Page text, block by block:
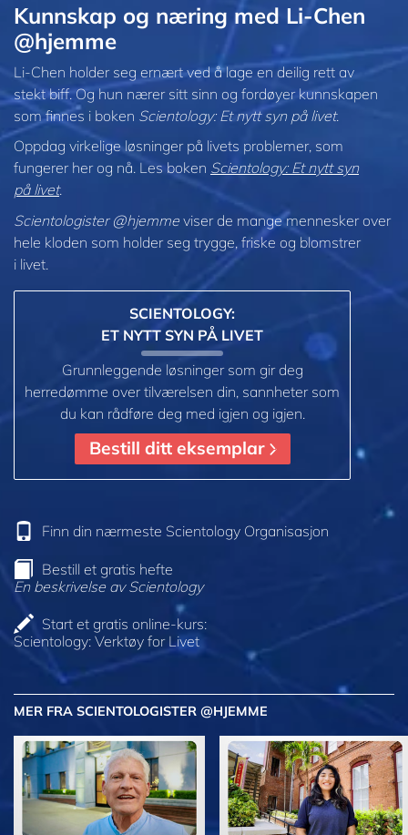
Kunnskap og næring med Li‑Chen
@hjemme
Li‑Chen holder seg ernært ved å lage en deilig rett av
stekt biff. Og hun nærer sitt sinn og fordøyer kunnskapen
som finnes i boken Scientology: Et nytt syn på livet.
Oppdag virkelige løsninger på livets problemer, som
fungerer her og nå. Les boken Scientology: Et nytt syn
på livet.
Scientologister @hjemme viser de mange mennesker over
hele kloden som holder seg trygge, friske og blomstrer
i livet.
SCIENTOLOGY:
ET NYTT SYN PÅ LIVET
Grunnleggende løsninger som gir deg
herredømme over tilværelsen din, sannheter som
du kan rådføre deg med igjen og igjen.
Bestill ditt eksemplar
Finn din nærmeste Scientology Organisasjon
Bestill et gratis hefte
En beskrivelse av Scientology
Start et gratis online-kurs:
Scientology: Verktøy for Livet
MER FRA SCIENTOLOGISTER @HJEMME